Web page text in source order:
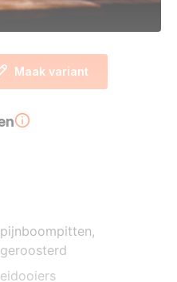
Maak variant
pijnboompitten,
geroosterd
eidooiers